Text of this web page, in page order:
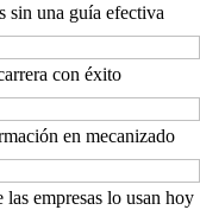
sin una guía efectiva
con éxito
en mecanizado
empresas lo usan hoy